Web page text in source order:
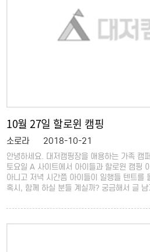
10월 27일 할로윈 캠핑
소로라 2018-10-21
안녕하세요. 대저캠핑장을 애용하는 가족
토요일 A 사이트에서 아이들과 할로윈 캠핑
아니고 저녁 시간쯤 아이들이 일행들 텐트를
혹시, 함께 하실 분들 계실까? 궁금해서 글